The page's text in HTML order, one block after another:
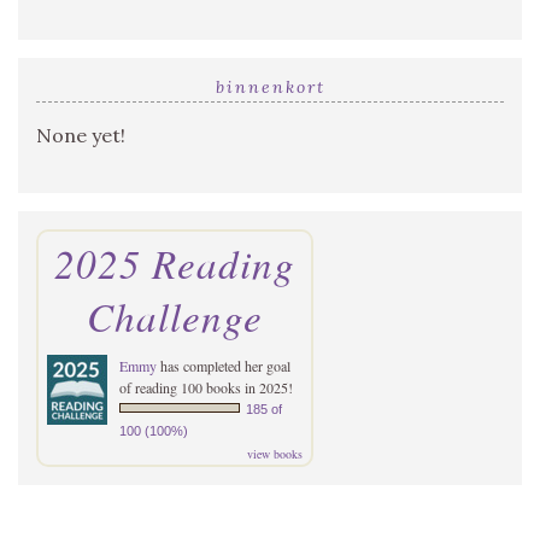
binnenkort
None yet!
2025 Reading
Challenge
Emmyhas completed her goal
of reading 100 books in 2025!
185 of
100 (100%)
view books